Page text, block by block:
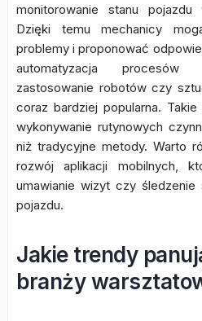
monitorowanie stanu
Dzięki temu mechanicy
problemy i proponować
automatyzacja procesów
zastosowanie robotów czy
coraz bardziej popularna.
wykonywanie rutynowych
niż tradycyjne metody. Warto
rozwój aplikacji mobilnych,
umawianie wizyt czy śledzenie
pojazdu.
Jakie trendy
branży